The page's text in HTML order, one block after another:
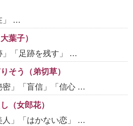
」 …
葉子）
」「足跡を残す」 …
そう（弟切草）
密」「盲信」「信心 …
（女郎花）
人」「はかない恋」 …